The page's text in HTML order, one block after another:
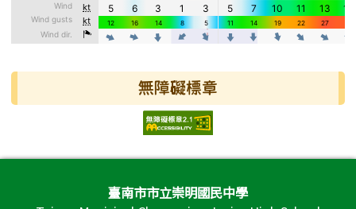
無障礙標章
頁尾區域內容臺南市市立崇明國民中學